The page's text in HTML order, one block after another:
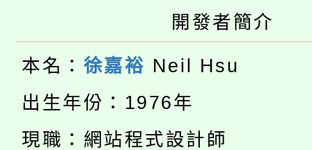
視費優惠，中低收入戶
半價優惠，詳情可洽有
者。
大園自造教育及科技
份教師增能研習
大溪自造教育及科技中
份教師研習
淨零綠生活教案入校路
會
115年食農教育專業人
開發者簡介
本名： 徐嘉裕 Neil Hsu
出生年份：1976年
現職：網站程式設計師